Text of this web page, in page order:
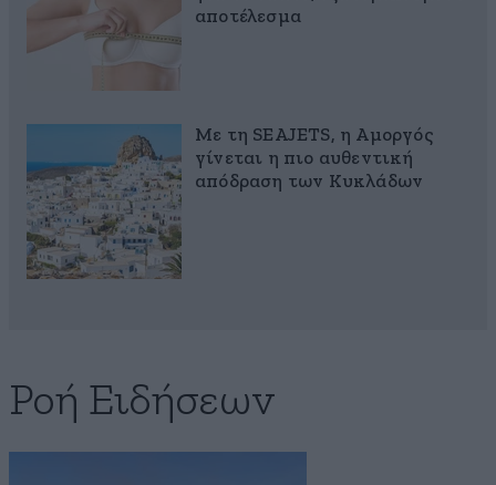
αποτέλεσμα
Με τη SEAJETS, η Αμοργός
γίνεται η πιο αυθεντική
απόδραση των Κυκλάδων
Ροή Ειδήσεων